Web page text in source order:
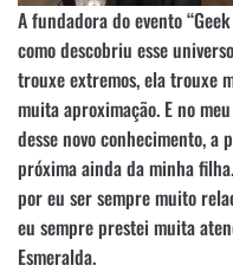
A fundadora do evento
como descobriu esse
trouxe extremos, ela trouxe
muita aproximação. E no
desse novo conhecimento, a
próxima ainda da minha
por eu ser sempre muito
eu sempre prestei muita
Esmeralda.